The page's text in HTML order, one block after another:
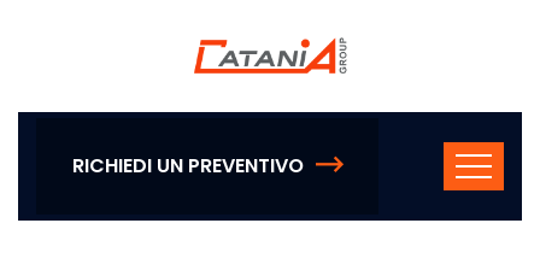
RICHIEDI UN PREVENTIVO